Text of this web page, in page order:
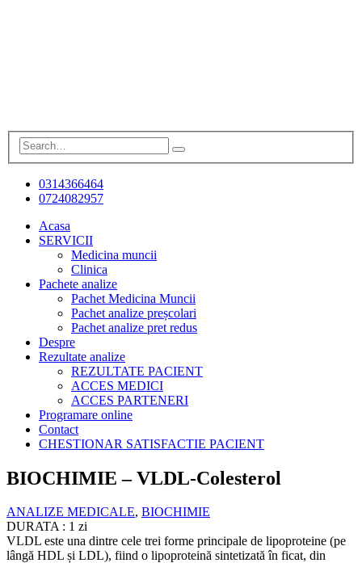
0314366464
0724082957
Acasa
SERVICII
Medicina muncii
Clinica
Pachete analize
Pachet Medicina Muncii
Pachet analize preșcolari
Pachet analize pret redus
Despre
Rezultate analize
REZULTATE PACIENT
ACCES MEDICI
ACCES PARTENERI
Programare online
Contact
CHESTIONAR SATISFACTIE PACIENT
BIOCHIMIE – VLDL-Colesterol
ANALIZE MEDICALE, BIOCHIMIE
DURATA : 1 zi
VLDL este una dintre cele trei forme principale de lipoproteine (pe
lângă HDL și LDL), fiind o lipoproteină sintetizată în ficat, din